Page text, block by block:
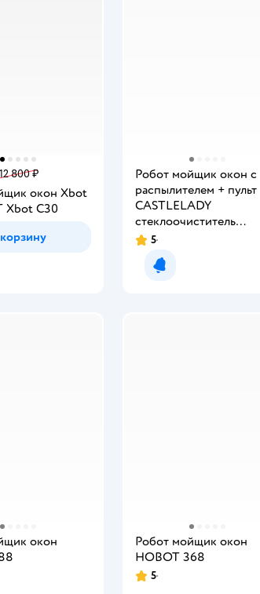
12 800 ₽
окон Xbot
Xbot С30
Робот мойщик окон с
распылителем + пульт
CASTLELADY
стеклоочиститель
вакуумный
Рейтинг:
5
Уведомить о появлении
окон
Робот мойщик окон
HOBOT 368
Рейтинг:
5